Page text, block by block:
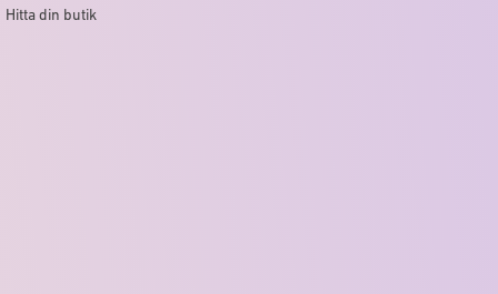
Hitta din butik